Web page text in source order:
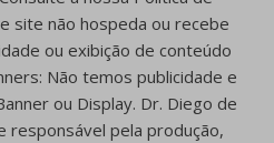
site não hospeda ou recebe
ou exibição de conteúdo
Não temos publicidade e
ou Display. Dr. Diego de
responsável pela produção,